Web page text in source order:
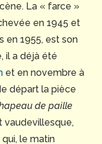
La « farce »
en 1945 et
en 1955, est son
il a déjà été
et en novembre à
départ la pièce
de paille
vaudevillesque,
le matin